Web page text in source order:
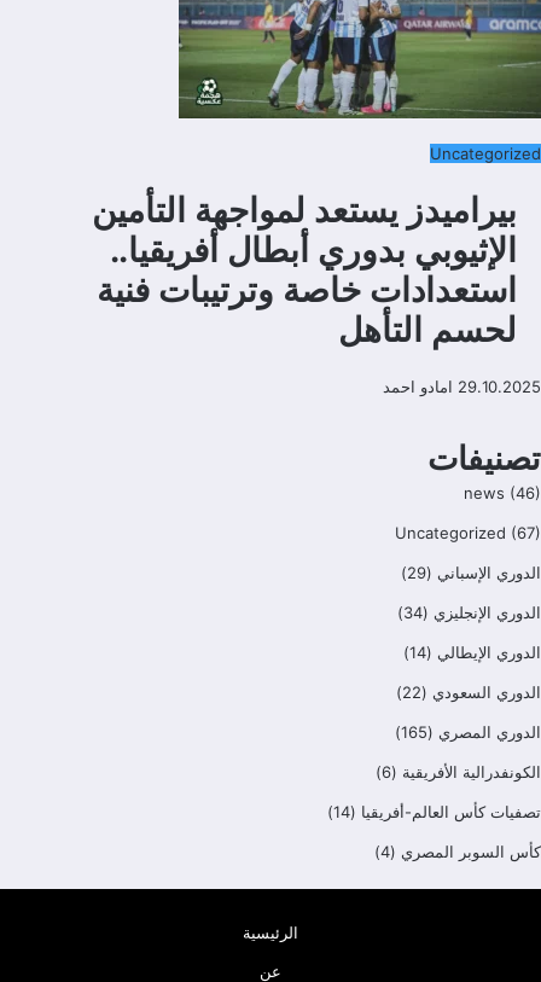
Uncategorized
بيراميدز يستعد لمواجهة التأمين
الإثيوبي بدوري أبطال أفريقيا..
استعدادات خاصة وترتيبات فنية
لحسم التأهل
29.10.2025 امادو احمد
تصنيفات
news (46)
Uncategorized (67)
الدوري الإسباني (29)
الدوري الإنجليزي (34)
الدوري الإيطالي (14)
الدوري السعودي (22)
الدوري المصري (165)
الكونفدرالية الأفريقية (6)
تصفيات كأس العالم-أفريقيا (14)
كأس السوبر المصري (4)
الرئيسية
عن